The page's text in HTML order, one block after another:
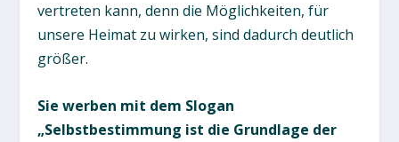
vertreten kann, denn die Möglichkeiten, für
unsere Heimat zu wirken, sind dadurch deutlich
größer.
Sie werben mit dem Slogan
„Selbstbestimmung ist die Grundlage der